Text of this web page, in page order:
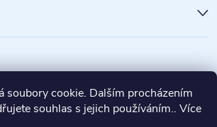
soubory cookie. Dalším procházením
souhlas s jejich používáním.. Více